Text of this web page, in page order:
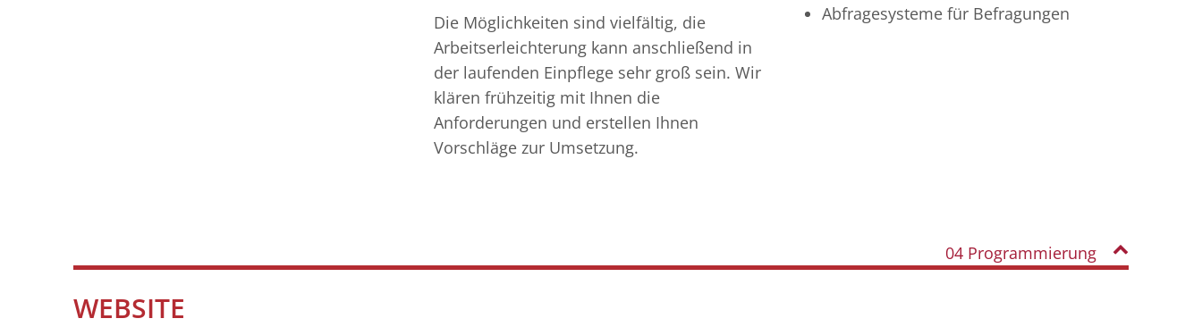
Die Möglichkeiten sind vielfältig, die
Arbeitserleichterung kann anschließend in
der laufenden Einpflege sehr groß sein. Wir
klären frühzeitig mit Ihnen die
Anforderungen und erstellen Ihnen
Vorschläge zur Umsetzung.
Abfragesysteme für Befragungen
04 Programmierung
WEBSITE